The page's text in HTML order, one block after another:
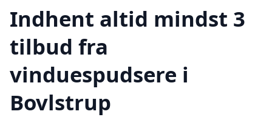
Indhent altid mindst 3
tilbud fra
vinduespudsere i
Bovlstrup